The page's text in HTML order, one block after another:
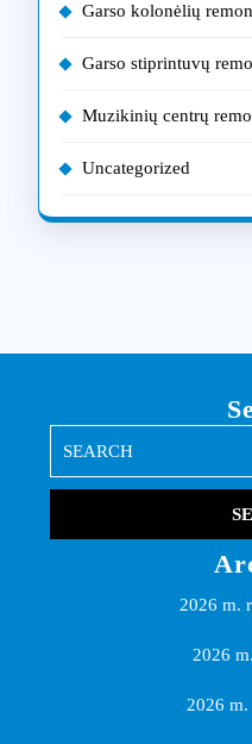
Garso kolonėlių
Garso stiprintuvų
Muzikinių centrų
Uncategorized
for:
2026 m.
2026
2026